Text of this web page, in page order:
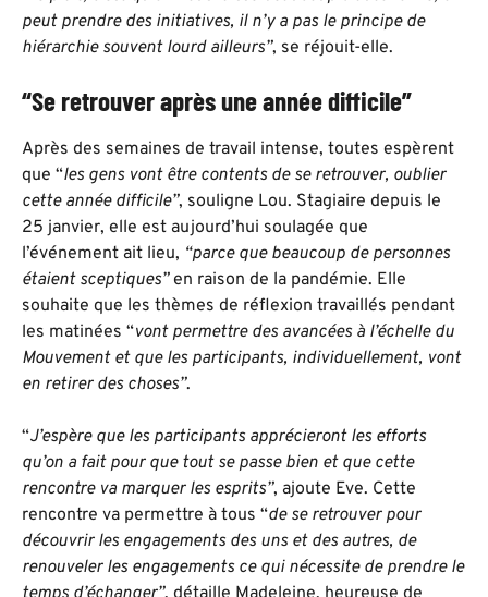
peut prendre des initiatives, il n’y a pas le principe de
hiérarchie souvent lourd ailleurs”, se réjouit-elle.
“Se retrouver après une année difficile”
Après des semaines de travail intense, toutes espèrent
que “les gens vont être contents de se retrouver, oublier
cette année difficile”, souligne Lou. Stagiaire depuis le
25 janvier, elle est aujourd’hui soulagée que
l’événement ait lieu, “parce que beaucoup de personnes
étaient sceptiques”en raison de la pandémie. Elle
souhaite que les thèmes de réflexion travaillés pendant
les matinées “vont permettre des avancées à l’échelle du
Mouvement et que les participants, individuellement, vont
en retirer des choses”.
“J’espère que les participants apprécieront les efforts
qu’on a fait pour que tout se passe bien et que cette
rencontre va marquer les esprits”, ajoute Eve. Cette
rencontre va permettre à tous “de se retrouver pour
découvrir les engagements des uns et des autres, de
renouveler les engagements ce qui nécessite de prendre le